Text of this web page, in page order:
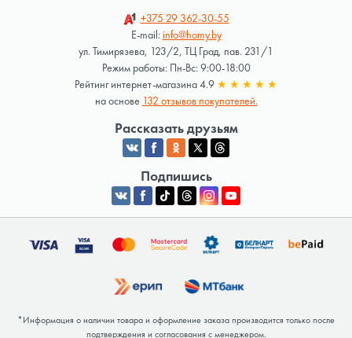
+375 29362-30-55
E-mail:info@homy.by
ул. Тимирязева, 123/2, ТЦ Град, пав. 231/1
Режим работы: Пн-Вс: 9:00-18:00
Рейтинг интернет-магазина 4.9 ★ ★ ★ ★ ★
на основе 132 отзывов покупателей.
Рассказать друзьям
Подпишись
*Информация о наличии товара и оформление заказа производится только после
подтверждения и согласования с менеджером.